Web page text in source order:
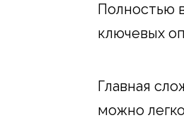
Полностью
ключевых
Главная
можно